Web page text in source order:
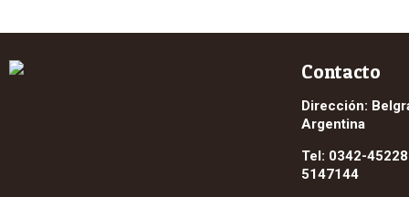
Contacto
Dirección:
Argentina
Tel: 0342-
5147144